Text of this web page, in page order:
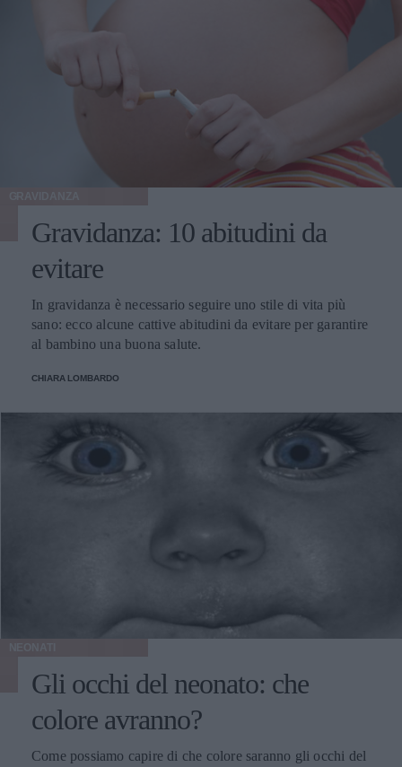
Gravidanza: 10 abitudini da
evitare
In gravidanza è necessario seguire uno stile di vita più
sano: ecco alcune cattive abitudini da evitare per garantire
al bambino una buona salute.
CHIARA LOMBARDO
Gli occhi del neonato: che
colore avranno?
Come possiamo capire di che colore saranno gli occhi del